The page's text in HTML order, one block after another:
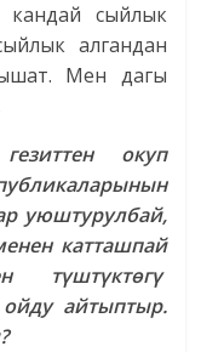
сыйлык
алгандан
Мен дагы
окуп
уюштурулбай,
катташпай
түштүктөгү
айтыптыр.